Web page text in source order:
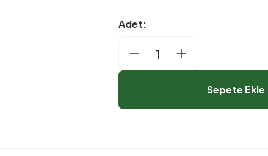
Adet:
Sepete Ekle